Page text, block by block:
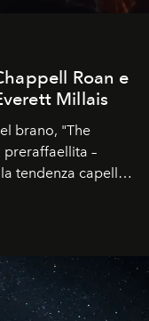
Roan e
Millais
brano, "The
preraffaellita –
tendenza capelli